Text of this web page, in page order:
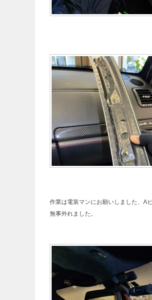
作業は電装マンにお願いしました、A
無事外れました。